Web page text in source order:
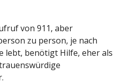
von 911, aber
zu person, je nach
lebt, benötigt Hilfe, eher als